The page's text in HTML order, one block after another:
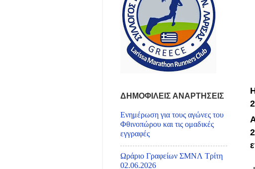
ΔΗΜΟΦΙΛΕΙΣ ΑΝΑΡΤΗΣΕΙΣ
Ενημέρωση για τους αγώνες του
Φθινοπώρου και τις ομαδικές
εγγραφές
Ωράριο Γραφείων ΣΜΝΛ Τρίτη
02.06.2026